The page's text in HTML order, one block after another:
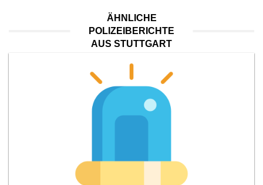
ÄHNLICHE
POLIZEIBERICHTE
AUS STUTTGART